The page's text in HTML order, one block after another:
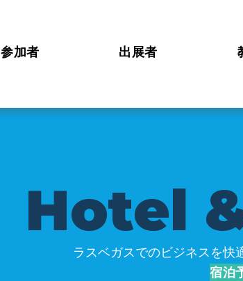
参加者 出展者
Hotel
ラスベガスでのビジネスを快
宿泊